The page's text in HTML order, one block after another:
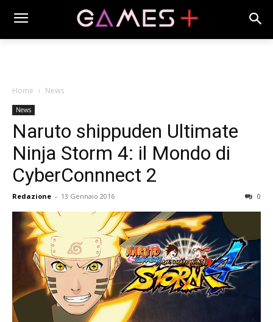
Home News
News
Naruto shippuden Ultimate
Ninja Storm 4: il Mondo di
CyberConnnect 2
Redazione - 13 Gennaio 2016 0